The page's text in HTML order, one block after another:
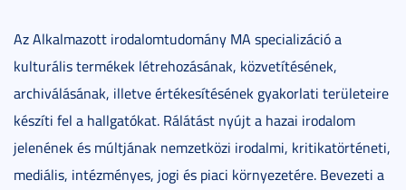
Az Alkalmazott irodalomtudomány MA specializáció a
kulturális termékek létrehozásának, közvetítésének,
archiválásának, illetve értékesítésének gyakorlati területeire
készíti fel a hallgatókat. Rálátást nyújt a hazai irodalom
jelenének és múltjának nemzetközi irodalmi, kritikatörténeti,
mediális, intézményes, jogi és piaci környezetére. Bevezeti a